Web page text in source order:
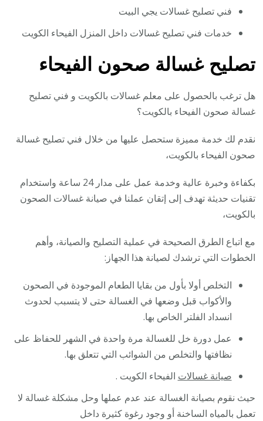
فني تصليح غسالات يجي البيت
خدمات فني تصليح غسالات داخل المنزل الفيحاء الكويت
تصليح غسالة صحون الفيحاء
هل ترغب بالحصول على معلم غسالات بالكويت و فني تصليح
غسالة صحون الفيحاء بالكويت؟
نقدم لك خدمة مميزة ستحصل عليها من خلال فني تصليح غسالة
صحون الفيحاء بالكويت،
بكفاءة وخبرة عالية وخدمة عمل على مدار 24 ساعة واستخدام
تقنيات حديثة تهدف إلى إتقان عملنا في صيانة غسالات الصحون
بالكويت،
مع اتباع الطرق الصحيحة في عملية التصليح والصيانة، وأهم
الخطوات التي ترشدك لصيانة هذا الجهاز:
التخلص أولا بأول من بقايا الطعام الموجودة في الصحون
والأكواب قبل وضعها في الغسالة حتى لا يتسبب لحدوث
انسداد الفلتر الخاص بها.
عمل دورة خل للغسالة مرة واحدة في الشهر للحفاظ على
نظافتها والتخلص من الشوائب التي تتعلق بها.
صيانة غسالات الفيحاء الكويت .
حيث نقوم بصيانة الغسالة عند عدم عملها وحل مشكلة غسالة لا
تعمل بالمياه الساخنة أو وجود رغوة كثيرة داخل